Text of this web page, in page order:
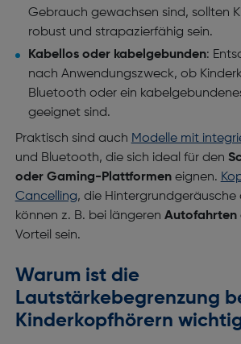
Gebrauch gewachsen sind, sollten
robust und strapazierfähig sein.
Kabellos oder kabelgebunden:
nach Anwendungszweck, ob
Bluetooth oder ein
geeignet sind.
Praktisch sind auch Modelle mit
und Bluetooth, die sich ideal für den
oder Gaming-Plattformeneignen.
Cancelling, die Hintergrundgeräusche
können z. B. bei längeren Autofahrten
Vorteil sein.
Warum ist die
Lautstärkebegrenzung
Kinderkopfhörern